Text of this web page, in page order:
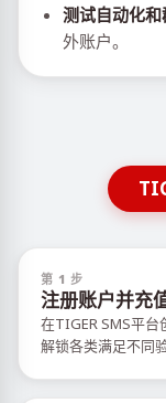
测试自动化
外账户。
第 1 步
注册账户并充
在TIGER SMS平
解锁各类满足不同